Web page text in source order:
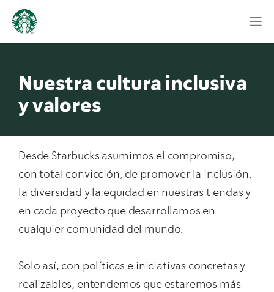
Nuestra cultura inclusiva
y valores
Desde Starbucks asumimos el compromiso,
con total convicción, de promover la inclusión,
la diversidad y la equidad en nuestras tiendas y
en cada proyecto que desarrollamos en
cualquier comunidad del mundo.
Solo así, con políticas e iniciativas concretas y
realizables, entendemos que estaremos más